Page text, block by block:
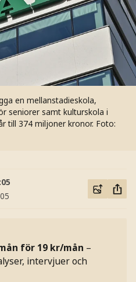
en mellanstadieskola,
seniorer samt kulturskola i
till 374 miljoner kronor. Foto:
för 19 kr/mån –
intervjuer och